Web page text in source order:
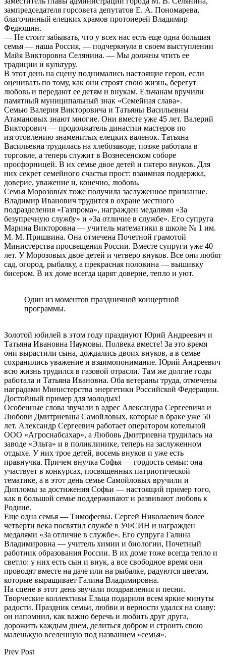
зампредседателя горсовета депутатов Е. А. Пономарева,
благочинный елецких храмов протоиерей Владимир
Федюшин.
— Не стоит забывать, что у всех нас есть еще одна большая
семья — наша Россия, — подчеркнула в своем выступлении
Майя Викторовна Селянина. — Мы должны чтить ее
традиции и культуру.
В этот день на сцену поднимались настоящие герои, если
оценивать по тому, как они строят свою жизнь, берегут
любовь и передают ее детям и внукам. Ельчанам вручили
памятный муниципальный знак «Семейная слава».
Семью Валерия Викторовича и Татьяны Васильевны
Атамановых знают многие. Они вместе уже 45 лет. Валерий
Викторович — продолжатель династии мастеров по
изготовлению знаменитых елецких валенок. Татьяна
Васильевна трудилась на хлебозаводе, позже работала в
торговле, а теперь служит в Вознесенском соборе
просфорницей. В их семье двое детей и пятеро внуков. Для
них секрет семейного счастья прост: взаимная поддержка,
доверие, уважение и, конечно, любовь.
Семья Морозовых тоже получила заслуженное признание.
Владимир Иванович трудится в охране местного
подразделения «Газпрома», награжден медалями «За
безупречную службу» и «За отличие в службе». Его супруга
Марина Викторовна — учитель математики в школе № 1 им.
М. М. Пришвина. Она отмечена Почетной грамотой
Министерства просвещения России. Вместе супруги уже 40
лет. У Морозовых двое детей и четверо внуков. Все они любят
сад, огород, рыбалку, а прекрасная половина — вышивку
бисером. В их доме всегда царят доверие, тепло и уют.
Один из моментов праздничной концертной
программы.
Золотой юбилей в этом году празднуют Юрий Андреевич и
Татьяна Ивановна Наумовы. Полвека вместе! За это время
они вырастили сына, дождались двоих внуков, а в семье
сохранились уважение и взаимопонимание. Юрий Андреевич
всю жизнь трудился в газовой отрасли. Там же долгие годы
работала и Татьяна Ивановна. Оба ветераны труда, отмечены
наградами Министерства энергетики Российской Федерации.
Достойный пример для молодых!
Особенные слова звучали в адрес Александра Сергеевича и
Любови Дмитриевны Самойловых, которые в браке уже 50
лет. Александр Сергеевич работает оператором котельной
ООО «Агроснабсахар», а Любовь Дмитриевна трудилась на
заводе «Эльта» и в поликлинике, теперь на заслуженном
отдыхе. У них трое детей, восемь внуков и уже есть
правнучка. Причем внучка Софья — гордость семьи: она
участвует в конкурсах, посвященных патриотической
тематике, а в этот день семье Самойловых вручили и
Дипломы за достижения Софьи — настоящий пример того,
как в большой семье поддерживают и развивают любовь к
Родине.
Еще одна семья — Тимофеевы. Сергей Николаевич более
четверти века посвятил службе в УФСИН и награжден
медалями «За отличие в службе». Его супруга Галина
Владимировна — учитель химии и биологии, Почетный
работник образования России. В их доме тоже всегда тепло и
светло: у них есть сын и внук, а все свободное время они
проводят вместе на даче или на рыбалке, радуются цветам,
которые выращивает Галина Владимировна.
На сцене в этот день звучали поздравления и песни.
Творческие коллективы Ельца подарили всем яркие минуты
радости. Праздник семьи, любви и верности удался на славу:
он напомнил, как важно беречь и любить друг друга,
дорожить каждым днем, делиться добром и строить свою
маленькую вселенную под названием «семья».
Prev Post